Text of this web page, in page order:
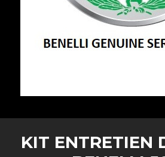
KIT ENTRETIEN